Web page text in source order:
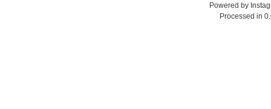
Powered by
Processed in